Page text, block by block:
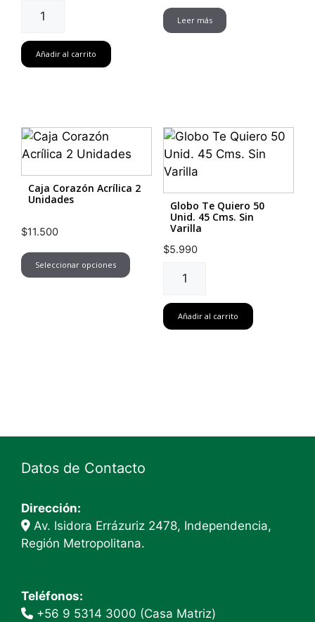
$2.000.
Globos
18"
"Graduación"
10
uds
Añadir al carrito
original
era:
Leer más
Caja Corazón Acrílica 2
Unidades
$11.500
Seleccionar opciones
producto
múltiples
variantes.
página
Globo Te Quiero 50
Unid. 45 Cms. Sin
Varilla
$5.990
Globo
Quiero
50
Añadir al carrito
Datos de Contacto
Dirección:
Av. Isidora Errázuriz 2478, Independencia,
Región Metropolitana.
Teléfonos:
+56 9 5314 3000 (Casa Matriz)